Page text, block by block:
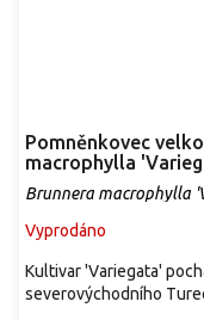
Pomněnkovec
macrophylla
Brunnera macrophylla
Vyprodáno
Kultivar 'Variegata'
severovýchodního